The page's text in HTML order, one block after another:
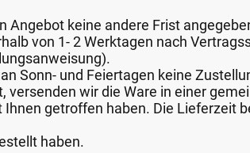
Angebot keine andere Frist
von 1- 2 Werktagen nach
Sonn- und Feiertagen keine
versenden wir die Ware in einer
Ihnen getroffen haben. Die Lieferzeit
haben.